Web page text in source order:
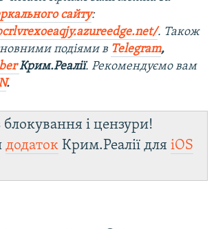
сайту:
. Також
подіями в Telegram,
Крим.Реалії. Рекомендуємо вам
.
і цензури!
додаток Крим.Реалії для iOS